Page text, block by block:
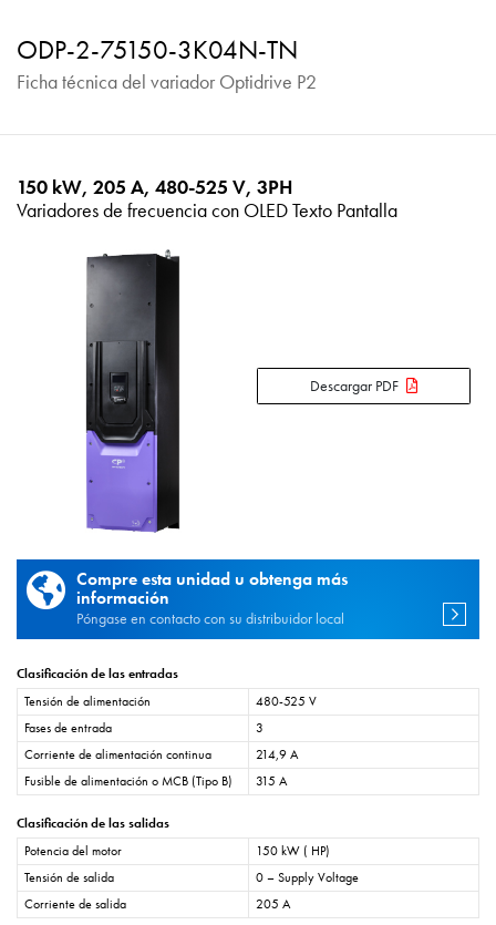
ODP-2-75150-3K04N-TN
Ficha técnica del variador Optidrive P2
150 kW, 205 A, 480-525 V, 3PH
Variadores de frecuencia con OLED Texto Pantalla
Descargar PDF
Compre esta unidad u obtenga más
información
Póngase en contacto con su distribuidor local
Clasificación de las entradas
Tensión de alimentación
480-525 V
Fases de entrada
3
Corriente de alimentación continua
214,9 A
Fusible de alimentación o MCB (Tipo B)
315 A
Clasificación de las salidas
Potencia del motor
150 kW ( HP)
Tensión de salida
0 – Supply Voltage
Corriente de salida
205 A